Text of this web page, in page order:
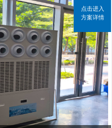
点击进入
方案详情